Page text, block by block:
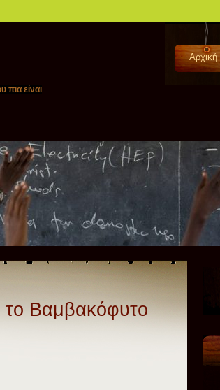
πια είναι
Αρχική
το Βαμβακόφυτο